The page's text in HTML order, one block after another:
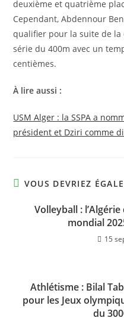
deuxième et quatrième
Cependant, Abdennour
qualifier pour la suite de
série du 400m avec un
centièmes.
À lire aussi :
USM Alger : la SSPA a
président et Dziri comme
VOUS DEVRIEZ
Volleyball :
mondial
15
Athlétisme : Bilal
pour les Jeux
du